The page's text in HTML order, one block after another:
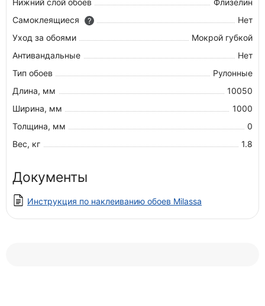
Нижний слой обоев
Флизелин
Самоклеящиеся
?
Нет
Уход за обоями
Мокрой губкой
Антивандальные
Нет
Тип обоев
Рулонные
Длина, мм
10050
Ширина, мм
1000
Толщина, мм
0
Вес, кг
1.8
Документы
Инструкция по наклеиванию обоев Milassa